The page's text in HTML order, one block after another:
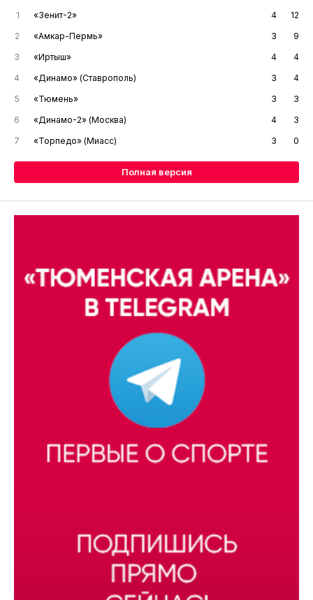
1 «Зенит-2» 4
12
2
«Амкар-Пермь» 3
9
3
«Иртыш» 4
4
4
«Динамо» (Ставрополь) 3
4
5
«Тюмень» 3
3
6
«Динамо-2» (Москва) 4
3
7
«Торпедо» (Миасс) 3 0
Полная версия